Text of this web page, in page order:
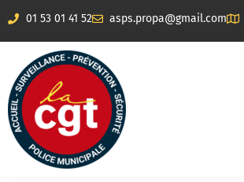
01 53 01 41 52 asps.propa@gmail.com